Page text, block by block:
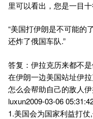
里可以看出，您是一目十
“美国打伊朗是不可能的
还炸了俄国车队.”
答复：伊拉克历来都不
在伊朗一边美国站址伊
怎么会帮助自己的敌人伊
luxun2009-03-06
1.美国会为国家利益打